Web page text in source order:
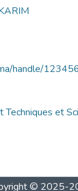
handle/
Techniques et
© 2025-